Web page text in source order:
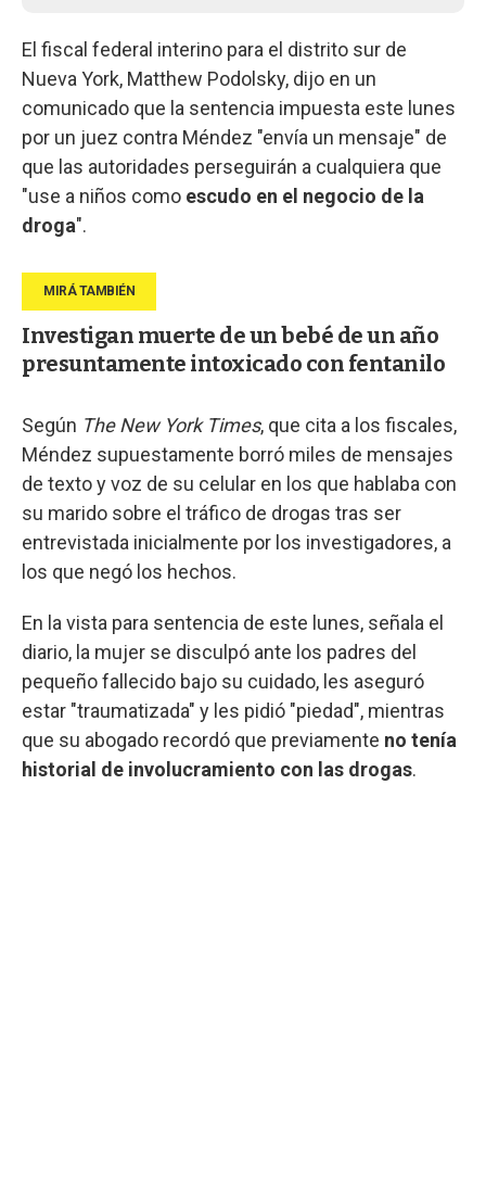
El fiscal federal interino para el distrito sur de
Nueva York, Matthew Podolsky, dijo en un
comunicado que la sentencia impuesta este lunes
por un juez contra Méndez "envía un mensaje" de
que las autoridades perseguirán a cualquiera que
"use a niños como escudo en el negocio de la
droga".
Investigan muerte de un bebé de un año
presuntamente intoxicado con fentanilo
Según The New York Times, que cita a los fiscales,
Méndez supuestamente borró miles de mensajes
de texto y voz de su celular en los que hablaba con
su marido sobre el tráfico de drogas tras ser
entrevistada inicialmente por los investigadores, a
los que negó los hechos.
En la vista para sentencia de este lunes, señala el
diario, la mujer se disculpó ante los padres del
pequeño fallecido bajo su cuidado, les aseguró
estar "traumatizada" y les pidió "piedad", mientras
que su abogado recordó que previamente no tenía
historial de involucramiento con las drogas.